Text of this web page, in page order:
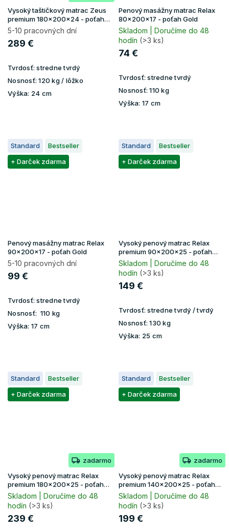
Vysoký taštičkový matrac Zeus
premium 180x200x24 - poťah
Aloe Vera
5-10 pracovných dní
289 €
Tvrdosť: stredne tvrdý
Nosnosť: 120 kg / lôžko
Výška: 24 cm
Penový masážny matrac Relax
80x200x17 - poťah Gold
Skladom | Doručíme do 48
hodín (>3 ks)
74 €
Tvrdosť: stredne tvrdý
Nosnosť: 110 kg
Výška: 17 cm
Standard
Bestseller
+ Darček zdarma
Penový masážny matrac Relax
90x200x17 - poťah Gold
5-10 pracovných dní
99 €
Tvrdosť: stredne tvrdý
Nosnosť: 110 kg
Výška: 17 cm
Standard
Bestseller
+ Darček zdarma
Vysoký penový matrac Relax
premium 90x200x25 - poťah
Lavender
Skladom | Doručíme do 48
hodín (>3 ks)
149 €
Tvrdosť: stredne tvrdý / tvrdý
Nosnosť: 130 kg
Výška: 25 cm
Standard
Bestseller
+ Darček zdarma
zadarmo
Vysoký penový matrac Relax
premium 180x200x25 - poťah
Lavender
Skladom | Doručíme do 48
hodín (>3 ks)
239 €
Standard
Bestseller
+ Darček zdarma
zadarmo
Vysoký penový matrac Relax
premium 140x200x25 - poťah
Lavender
Skladom | Doručíme do 48
hodín (>3 ks)
199 €